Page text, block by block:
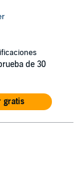
de 30
gratis